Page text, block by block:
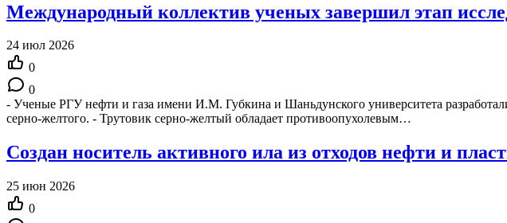
Международный коллектив ученых завершил этап
24 июл 2026
0
0
- Ученые РГУ нефти и газа имени И.М. Губкина и Шаньдунского университета
серно-желтого. - Трутовик серно-желтый обладает противоопухолевым…
Создан носитель активного ила из отходов нефти и
25 июн 2026
0